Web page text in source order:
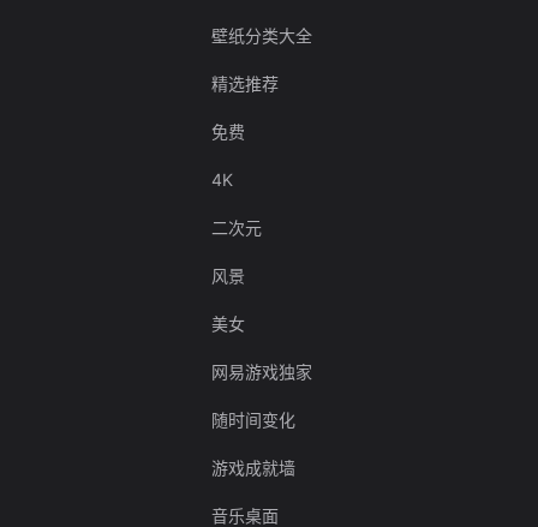
壁纸分类大全
精选推荐
免费
4K
二次元
风景
美女
网易游戏独家
随时间变化
游戏成就墙
音乐桌面